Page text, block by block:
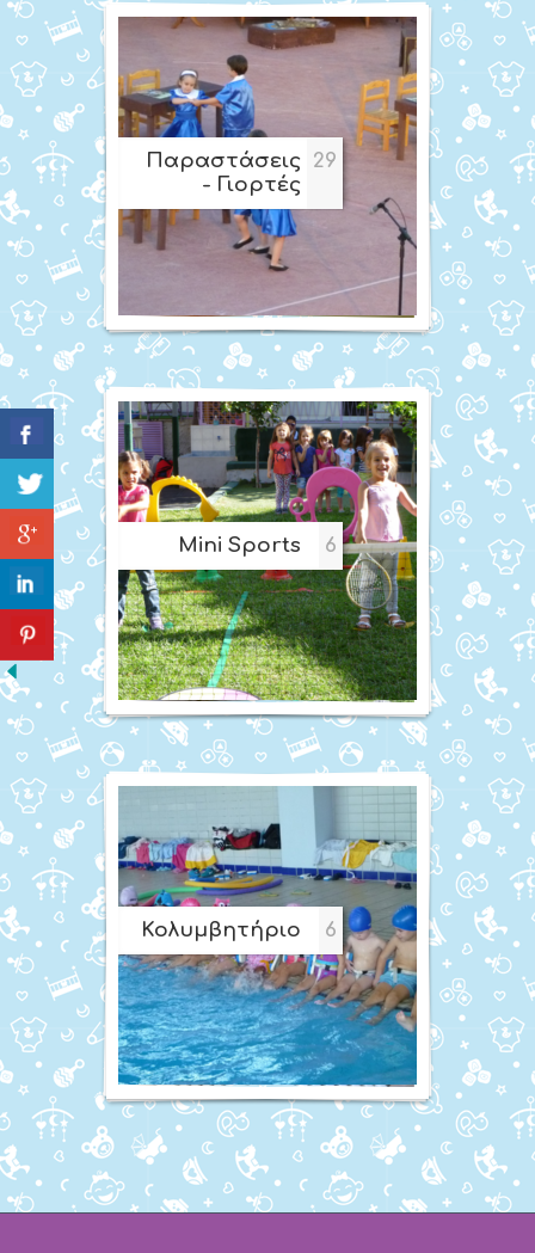
Παραστάσεις
- Γιορτές
29
Mini Sports 6
Κολυμβητήριο 6